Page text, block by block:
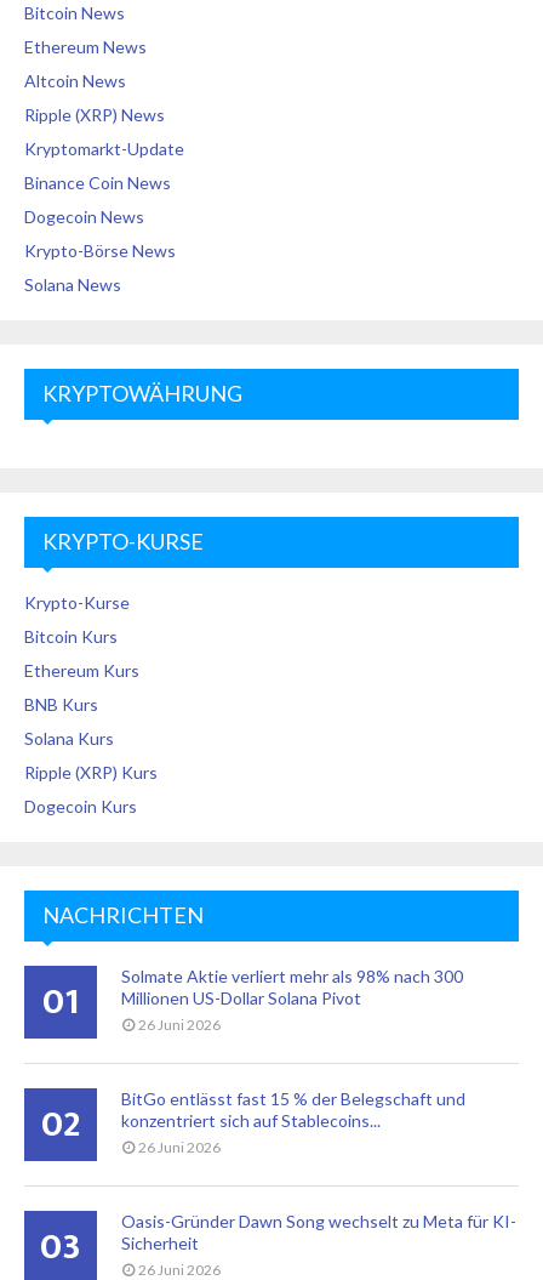
Bitcoin News
Ethereum News
Altcoin News
Ripple (XRP) News
Kryptomarkt-Update
Binance Coin News
Dogecoin News
Krypto-Börse News
Solana News
KRYPTOWÄHRUNG
KRYPTO-KURSE
Krypto-Kurse
Bitcoin Kurs
Ethereum Kurs
BNB Kurs
Solana Kurs
Ripple (XRP) Kurs
Dogecoin Kurs
NACHRICHTEN
01
Solmate Aktie verliert mehr als 98% nach 300
Millionen US-Dollar Solana Pivot
26 Juni 2026
02
BitGo entlässt fast 15 % der Belegschaft und
konzentriert sich auf Stablecoins...
26 Juni 2026
03
Oasis-Gründer Dawn Song wechselt zu Meta für KI-
Sicherheit
26 Juni 2026